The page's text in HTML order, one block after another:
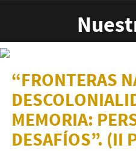
“FRONTERAS
MEMORIA:
DESAFÍOS”. (II